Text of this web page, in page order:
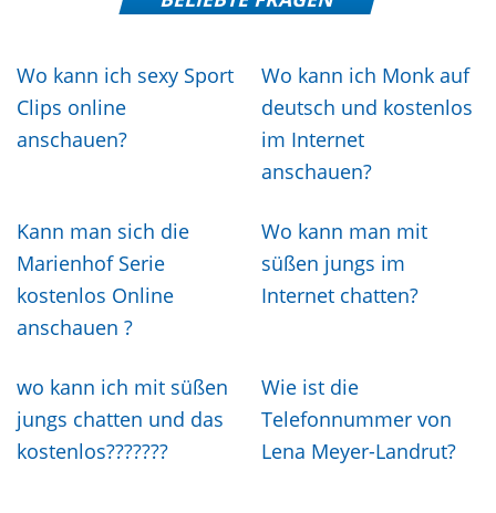
Wo kann ich sexy Sport
Clips online
anschauen?
Wo kann ich Monk auf
deutsch und kostenlos
im Internet
anschauen?
Kann man sich die
Marienhof Serie
kostenlos Online
anschauen ?
Wo kann man mit
süßen jungs im
Internet chatten?
wo kann ich mit süßen
jungs chatten und das
kostenlos???????
Wie ist die
Telefonnummer von
Lena Meyer-Landrut?